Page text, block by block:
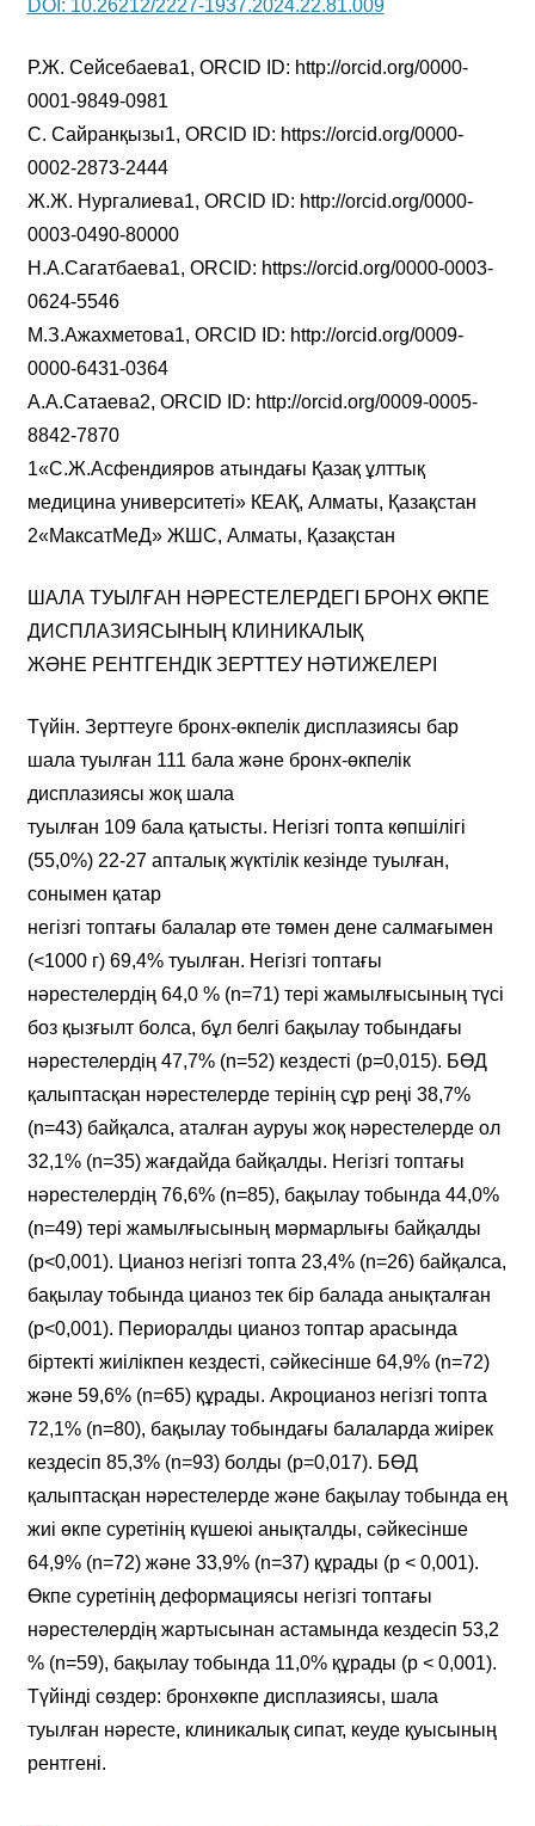
DOI: 10.26212/2227-1937.2024.22.81.009
Р.Ж. Сейсебаева1, ORCID ID: http://orcid.org/0000-
0001-9849-0981
С. Сайранқызы1, ORCID ID: https://orcid.org/0000-
0002-2873-2444
Ж.Ж. Нургалиева1, ORCID ID: http://orcid.org/0000-
0003-0490-80000
Н.А.Cагатбаева1, ORCID: https://orcid.org/0000-0003-
0624-5546
М.З.Ажахметова1, ORCID ID: http://orcid.org/0009-
0000-6431-0364
А.А.Сатаева2, ORCID ID: http://orcid.org/0009-0005-
8842-7870
1«С.Ж.Асфендияров атындағы Қазақ ұлттық
медицина университеті» КЕАҚ, Алматы, Қазақстан
2«МаксатМеД» ЖШС, Алматы, Қазақстан
ШАЛА ТУЫЛҒАН НӘРЕСТЕЛЕРДЕГІ БРОНХ ӨКПЕ
ДИСПЛАЗИЯСЫНЫҢ КЛИНИКАЛЫҚ
ЖӘНЕ РЕНТГЕНДІК ЗЕРТТЕУ НӘТИЖЕЛЕРІ
Түйін. Зерттеуге бронх-өкпелік дисплазиясы бар
шала туылған 111 бала және бронх-өкпелік
дисплазиясы жоқ шала
туылған 109 бала қатысты. Негізгі топта көпшілігі
(55,0%) 22-27 апталық жүктілік кезінде туылған,
сонымен қатар
негізгі топтағы балалар өте төмен дене салмағымен
(<1000 г) 69,4% туылған. Негізгі топтағы
нәрестелердің 64,0 % (n=71) тері жамылғысының түсі
боз қызғылт болса, бұл белгі бақылау тобындағы
нәрестелердің 47,7% (n=52) кездесті (p=0,015). БӨД
қалыптасқан нәрестелерде терінің сұр реңі 38,7%
(n=43) байқалса, аталған ауруы жоқ нәрестелерде ол
32,1% (n=35) жағдайда байқалды. Негізгі топтағы
нәрестелердің 76,6% (n=85), бақылау тобында 44,0%
(n=49) тері жамылғысының мәрмарлығы байқалды
(p<0,001). Цианоз негізгі топта 23,4% (n=26) байқалса,
бақылау тобында цианоз тек бір балада анықталған
(р<0,001). Периоралды цианоз топтар арасында
біртекті жиілікпен кездесті, сәйкесінше 64,9% (n=72)
және 59,6% (n=65) құрады. Акроцианоз негізгі топта
72,1% (n=80), бақылау тобындағы балаларда жиірек
кездесіп 85,3% (n=93) болды (р=0,017). БӨД
қалыптасқан нәрестелерде және бақылау тобында ең
жиі өкпе суретінің күшеюі анықталды, сәйкесінше
64,9% (n=72) және 33,9% (n=37) құрады (р < 0,001).
Өкпе суретінің деформациясы негізгі топтағы
нәрестелердің жартысынан астамында кездесіп 53,2
% (n=59), бақылау тобында 11,0% құрады (р < 0,001).
Түйінді сөздер: бронхөкпе дисплазиясы, шала
туылған нәресте, клиникалық сипат, кеуде қуысының
рентгені.